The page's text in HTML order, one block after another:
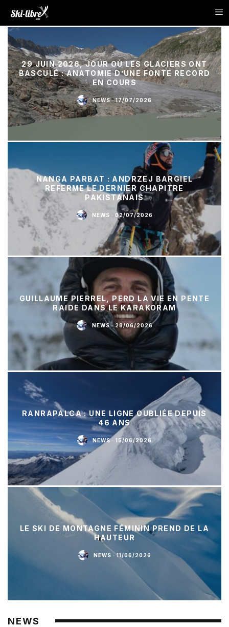
29 JUIN 2026, JOUR OÙ LES GLACIERS ONT
BASCULÉ : ANATOMIE D’UNE FONTE RECORD
EN COURS
NEWS · 17/07/2026
NANGA PARBAT : ANDRZEJ BARGIEL
REFERME LE DERNIER CHAPITRE
PAKISTANAIS
NEWS · 02/07/2026
GUILLAUME PIERREL, PERD LA VIE EN PENTE
RAIDE DANS LE KARAKORAM
NEWS · 28/06/2026
RANRAPALCA : UNE LIGNE OUBLIÉE DEPUIS
46 ANS
NEWS · 15/06/2026
LE SKI DE MONTAGNE FÉMININ PREND DE LA
HAUTEUR
NEWS · 11/06/2026
NEWS